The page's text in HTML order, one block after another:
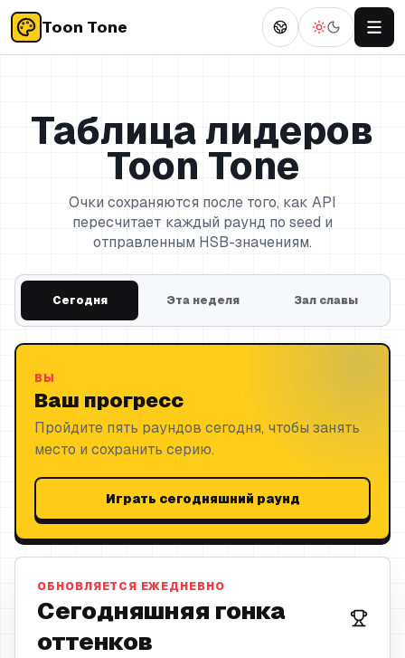
Toon Tone
Таблица лидеров
Toon Tone
Очки сохраняются после того, как API
пересчитает каждый раунд по seed и
отправленным HSB-значениям.
Сегодня Эта неделя Зал славы
ВЫ
Ваш прогресс
Пройдите пять раундов сегодня, чтобы занять
место и сохранить серию.
Играть сегодняшний раунд
ОБНОВЛЯЕТСЯ ЕЖЕДНЕВНО
Сегодняшняя гонка
оттенков